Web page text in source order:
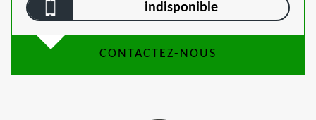
indisponible
CONTACTEZ-NOUS